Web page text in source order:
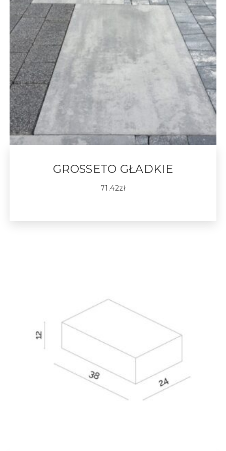
GROSSETO GŁADKIE
71.42zł